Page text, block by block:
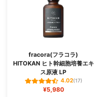
fracora(フラコラ)
HITOKAN ヒト幹細胞培養エキ
ス原液 LP
4.02(17)
¥5,980